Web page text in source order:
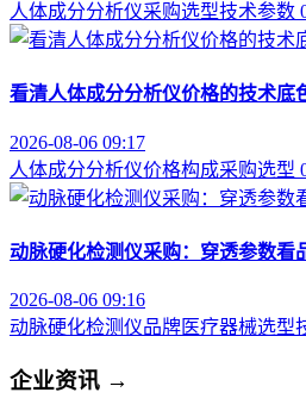
人体成分分析仪采购选型技术参数
看清人体成分分析仪价格的技术底
2026-08-06 09:17
人体成分分析仪价格构成采购选型
动脉硬化检测仪采购：穿透参数看
2026-08-06 09:16
动脉硬化检测仪品牌医疗器械选型
企业资讯 →